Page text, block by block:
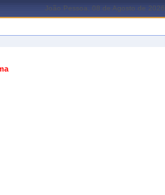
João Pessoa, 08 de Agosto de 2026